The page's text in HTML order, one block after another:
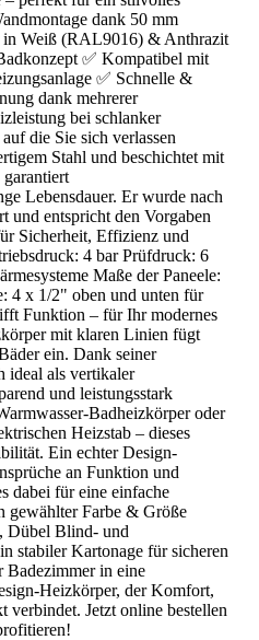
dank 50 mm
in Weiß (RAL9016) & Anthrazit
✅ Kompatibel mit
✅ Schnelle &
dank mehrerer
bei schlanker
die Sie sich verlassen
Stahl und beschichtet mit
Lebensdauer. Er wurde nach
und entspricht den Vorgaben
Sicherheit, Effizienz und
4 bar Prüfdruck: 6
Maße der Paneele:
4 x 1/2" oben und unten für
Funktion – für Ihr modernes
mit klaren Linien fügt
ein. Dank seiner
ideal als vertikaler
und leistungsstark
Badheizkörper oder
Heizstab – dieses
Ein echter Design-
an Funktion und
dabei für eine einfache
gewählter Farbe & Größe
Dübel Blind- und
stabiler Kartonage für sicheren
Badezimmer in eine
Heizkörper, der Komfort,
Jetzt online bestellen